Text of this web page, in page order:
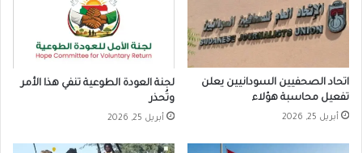
اتحاد الصحفيين السودانيين يعلن
تفعيل محاسبة هؤلاء
أبريل 25, 2026
لجنة العودة الطوعية تنفي هذا الأمر
وتُحذر
أبريل 25, 2026